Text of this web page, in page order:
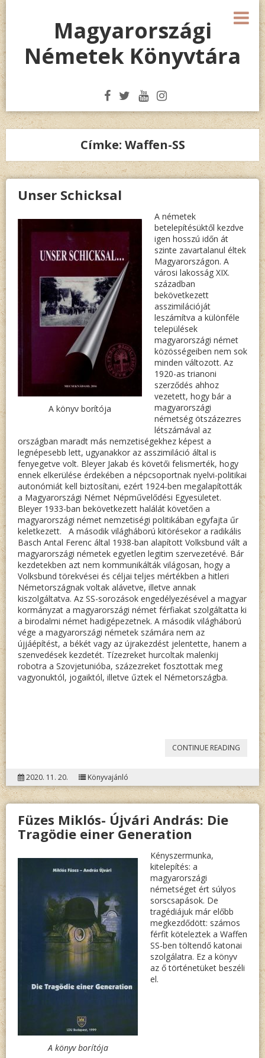
Megszakítás
Magyarországi
Németek Könyvtára
Címke: Waffen-SS
Unser Schicksal
A könyv borítója
A németek
betelepítésüktől kezdve
igen hosszú időn át
szinte zavartalanul éltek
Magyarországon. A
városi lakosság XIX.
században
bekövetkezett
asszimilációját
leszámítva a különféle
települések
magyarországi német
közösségeiben nem sok
minden változott. Az
1920-as trianoni
szerződés ahhoz
vezetett, hogy bár a
magyarországi
németség ötszázezres
létszámával az
országban maradt más nemzetiségekhez képest a
legnépesebb lett, ugyanakkor az asszimiláció által is
fenyegetve volt. Bleyer Jakab és követői felismerték, hogy
ennek elkerülése érdekében a népcsoportnak nyelvi-politikai
autonómiát kell biztosítani, ezért 1924-ben megalapították
a Magyarországi Német Népművelődési Egyesületet.
Bleyer 1933-ban bekövetkezett halálát követően a
magyarországi német nemzetiségi politikában egyfajta űr
keletkezett. A második világháború kitörésekor a radikális
Basch Antal Ferenc által 1938-ban alapított Volksbund vált a
magyarországi németek egyetlen legitim szervezetévé. Bár
kezdetekben azt nem kommunikálták világosan, hogy a
Volksbund törekvései és céljai teljes mértékben a hitleri
Németországnak voltak alávetve, illetve annak
kiszolgáltatva. Az SS-sorozások engedélyezésével a magyar
kormányzat a magyarországi német férfiakat szolgáltatta ki
a birodalmi német hadigépezetnek. A második világháború
vége a magyarországi németek számára nem az
újjáépítést, a békét vagy az újrakezdést jelentette, hanem a
szenvedések kezdetét. Tízezreket hurcoltak malenkij
robotra a Szovjetunióba, százezreket fosztottak meg
vagyonuktól, jogaiktól, illetve űztek el Németországba.
CONTINUE READING „UNSER
2020. 11. 20.
Könyvajánló
Füzes Miklós- Újvári András: Die
Tragödie einer Generation
A könyv borítója
Kényszermunka,
kitelepítés: a
magyarországi
németséget ért súlyos
sorscsapások. De
tragédiájuk már előbb
megkezdődött: számos
férfit köteleztek a Waffen
SS-ben töltendő katonai
szolgálatra. Ez a könyv
az ő történetüket beszéli
el.